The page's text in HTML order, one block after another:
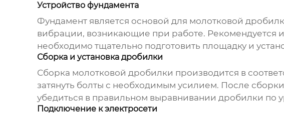
Устройство фундамента
Фундамент является основой для молотковой
вибрации, возникающие при работе. Рекомендуется
необходимо тщательно подготовить площадку и
Сборка и установка дробилки
Сборка молотковой дробилки производится в
затянуть болты с необходимым усилием. После
убедиться в правильном выравнивании дробилки по
Подключение к электросети